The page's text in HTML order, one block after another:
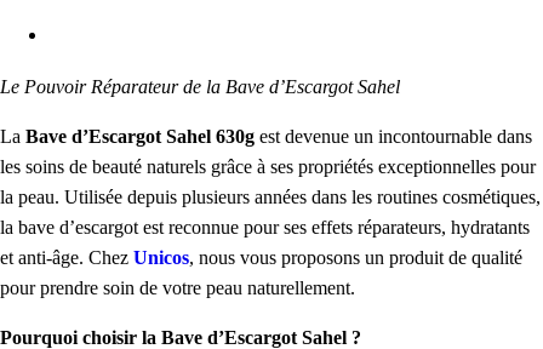
Le Pouvoir Réparateur de la Bave d’Escargot Sahel
La Bave d’Escargot Sahel 630g est devenue un incontournable dans
les soins de beauté naturels grâce à ses propriétés exceptionnelles pour
la peau. Utilisée depuis plusieurs années dans les routines cosmétiques,
la bave d’escargot est reconnue pour ses effets réparateurs, hydratants
et anti-âge. Chez Unicos, nous vous proposons un produit de qualité
pour prendre soin de votre peau naturellement.
Pourquoi choisir la Bave d’Escargot Sahel ?